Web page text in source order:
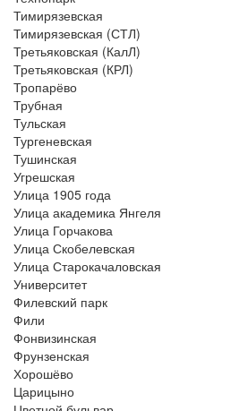
Тимирязевская
Тимирязевская (СТЛ)
Третьяковская (КалЛ)
Третьяковская (КРЛ)
Тропарёво
Трубная
Тульская
Тургеневская
Тушинская
Угрешская
Улица 1905 года
Улица академика Янгеля
Улица Горчакова
Улица Скобелевская
Улица Старокачаловская
Университет
Филевский парк
Фили
Фонвизинская
Фрунзенская
Хорошёво
Царицыно